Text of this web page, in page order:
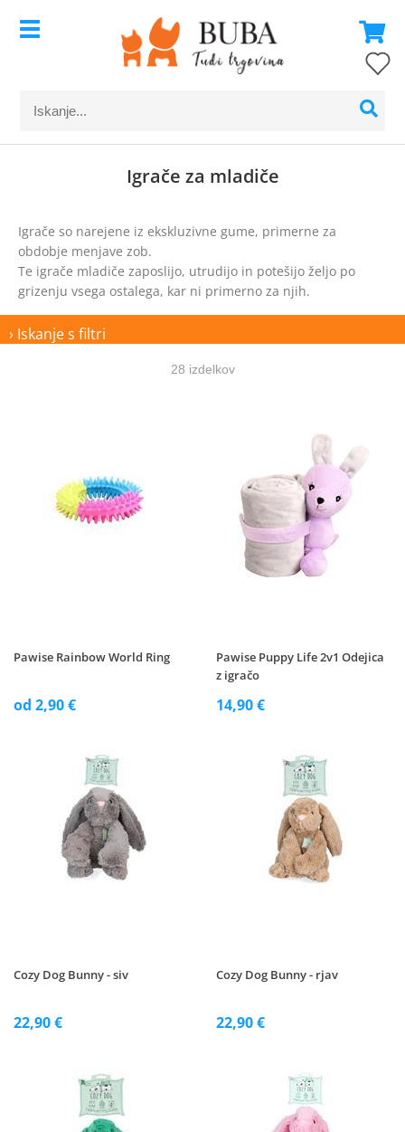
Igrače za mladiče
Igrače so narejene iz ekskluzivne gume, primerne za
obdobje menjave zob.
Te igrače mladiče zaposlijo, utrudijo in potešijo željo po
grizenju vsega ostalega, kar ni primerno za njih.
› Iskanje s filtri
28 izdelkov
Pawise Rainbow World Ring
od 2,90 €
Pawise Puppy Life 2v1 Odejica
z igračo
14,90 €
Cozy Dog Bunny - siv
22,90 €
Cozy Dog Bunny - rjav
22,90 €